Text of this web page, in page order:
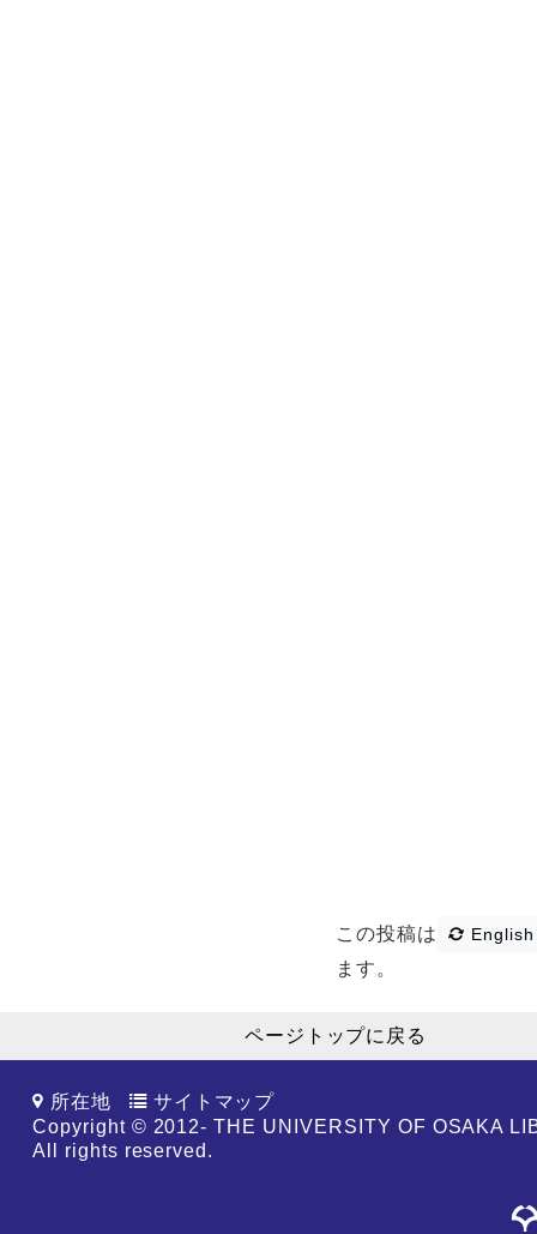
この投稿は English
ます。
ページトップに戻る
所在地
サイトマップ
Copyright © 2012- THE UNIVERSITY OF OSAKA
All rights reserved.